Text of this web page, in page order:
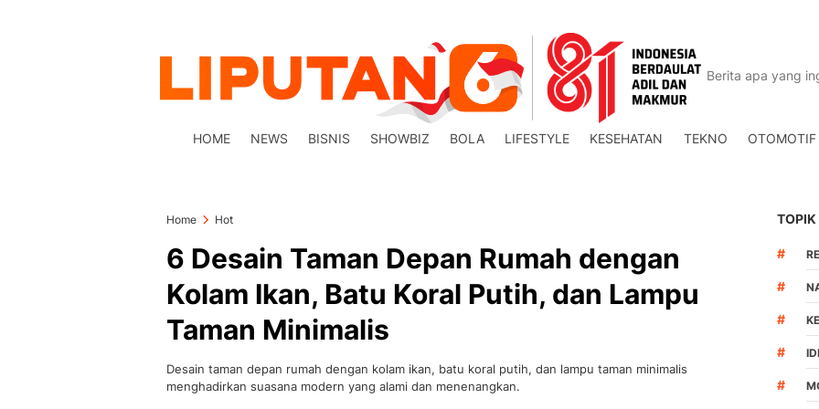
HOME NEWS BISNIS SHOWBIZ BOLA LIFESTYLE KESEHATAN TEKNO OTOMOTIF
Home Hot
6 Desain Taman Depan Rumah dengan
Kolam Ikan, Batu Koral Putih, dan Lampu
Taman Minimalis
Desain taman depan rumah dengan kolam ikan, batu koral putih, dan lampu taman minimalis
menghadirkan suasana modern yang alami dan menenangkan.
TOPIK
#
#
#
#
#